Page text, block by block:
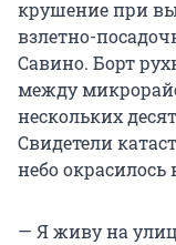
крушение при
взлетно-
Савино. Борт
между
нескольких
Свидетели
небо
— Я живу на